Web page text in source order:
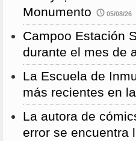
Monumento
05/08/26
Campoo Estación
durante el mes de
La Escuela de
más recientes en
La autora de
error se encuentra